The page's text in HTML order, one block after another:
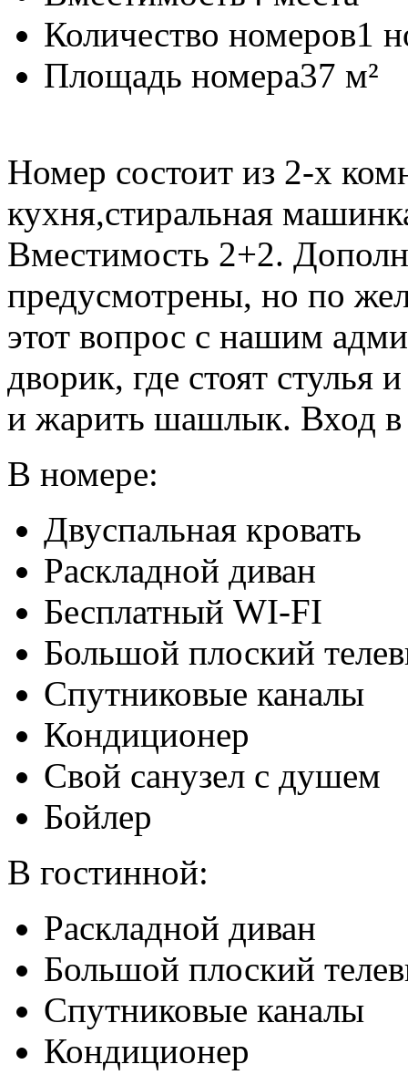
Количество номеров1
Площадь номера37 м²
Номер состоит из 2-х
кухня,стиральная
Вместимость 2+2.
предусмотрены, но по
этот вопрос с нашим
дворик, где стоят
и жарить шашлык. Вход в
В номере:
Двуспальная кровать
Раскладной диван
Бесплатный WI-FI
Большой плоский
Спутниковые каналы
Кондиционер
Свой санузел с душем
Бойлер
В гостинной:
Раскладной диван
Большой плоский
Спутниковые каналы
Кондиционер